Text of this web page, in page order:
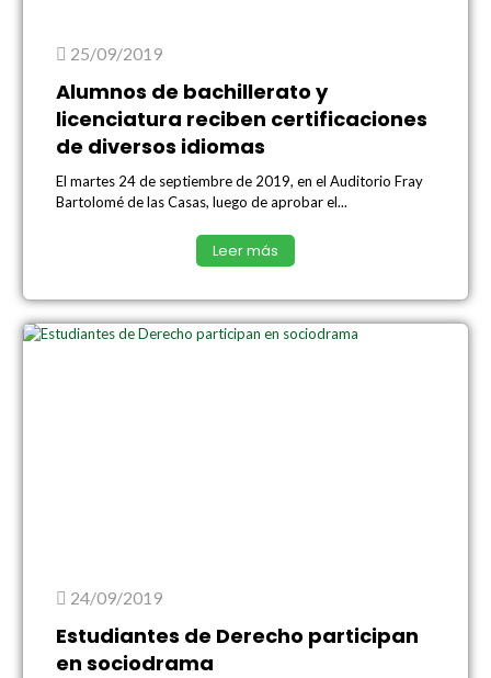
25/09/2019
Alumnos de bachillerato y
licenciatura reciben certificaciones
de diversos idiomas
El martes 24 de septiembre de 2019, en el Auditorio Fray
Bartolomé de las Casas, luego de aprobar el...
Leer más
24/09/2019
Estudiantes de Derecho participan
en sociodrama